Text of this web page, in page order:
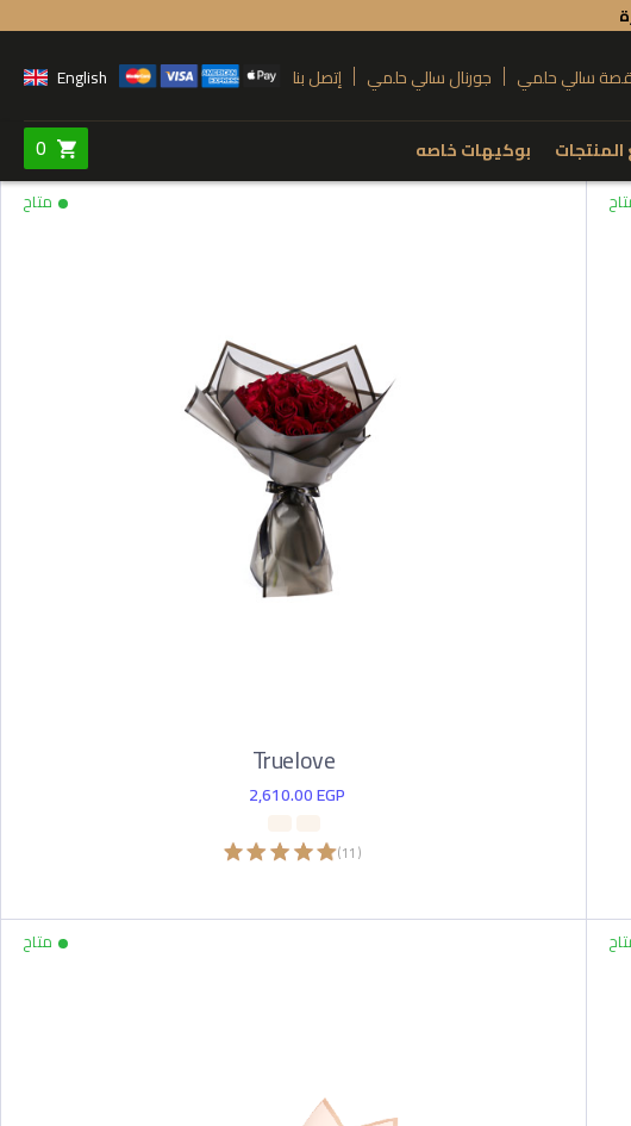
قصة سالي حلمي جورنال سالي حلمي إتصل بنا English
أبيض
برتقالي
فوشيا
بوكيهات خاصه 0
Truelove
2,610.00EGP
(
11
)